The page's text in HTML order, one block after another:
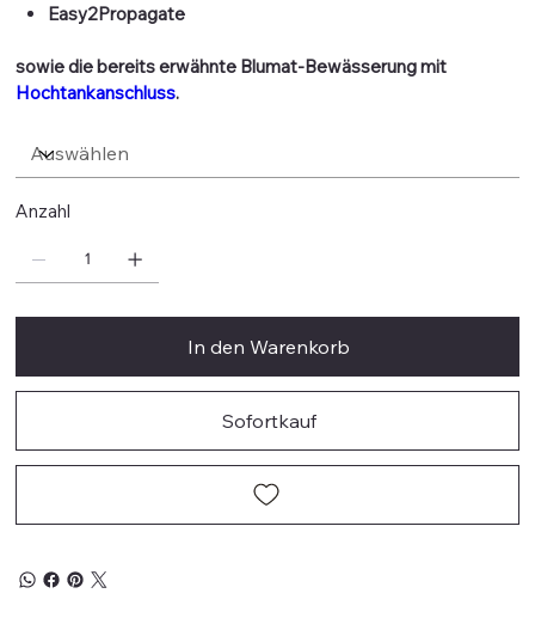
Easy2Propagate
sowie die bereits erwähnte Blumat-Bewässerung mit
Hochtankanschluss.
Anzahl
In den Warenkorb
Sofortkauf